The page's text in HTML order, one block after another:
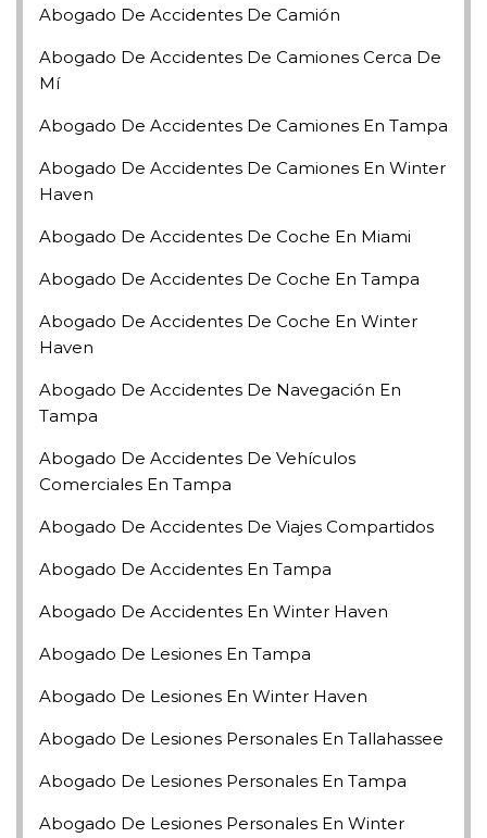
Abogado De Accidentes De Camión
Abogado De Accidentes De Camiones Cerca De
Mí
Abogado De Accidentes De Camiones En Tampa
Abogado De Accidentes De Camiones En Winter
Haven
Abogado De Accidentes De Coche En Miami
Abogado De Accidentes De Coche En Tampa
Abogado De Accidentes De Coche En Winter
Haven
Abogado De Accidentes De Navegación En
Tampa
Abogado De Accidentes De Vehículos
Comerciales En Tampa
Abogado De Accidentes De Viajes Compartidos
Abogado De Accidentes En Tampa
Abogado De Accidentes En Winter Haven
Abogado De Lesiones En Tampa
Abogado De Lesiones En Winter Haven
Abogado De Lesiones Personales En Tallahassee
Abogado De Lesiones Personales En Tampa
Abogado De Lesiones Personales En Winter